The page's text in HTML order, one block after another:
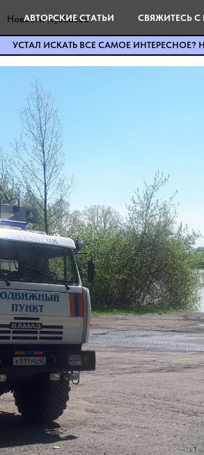
Новости Кузбасса
АВТОРСКИЕ СТАТЬИ СВЯЖИТЕСЬ
УСТАЛ ИСКАТЬ ВСЕ САМОЕ ИНТЕРЕСНОЕ?